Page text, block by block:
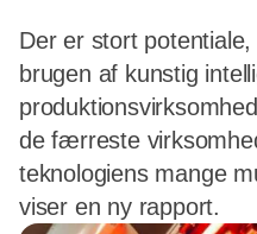
Der er stort
brugen af kunstig
de færreste
teknologiens mange
viser en ny rapport.